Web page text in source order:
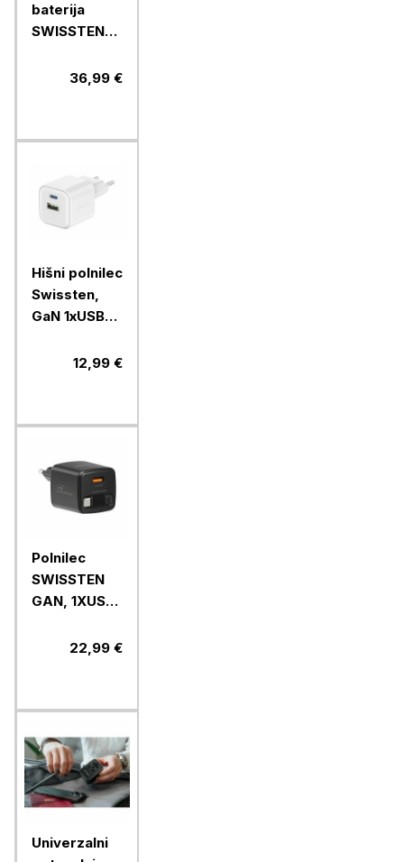
baterija
SWISSTEN
II 2000036,99 €
Hišni polnilec
Swissten,
GaN 1xUSB-C
PD,1xUSB-A
12,99 €
Polnilec
SWISSTEN
GAN, 1XUSB-
C kabel,22,99 €
Univerzalni